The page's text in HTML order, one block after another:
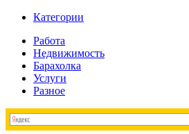
Категории
Работа
Недвижимость
Барахолка
Услуги
Разное